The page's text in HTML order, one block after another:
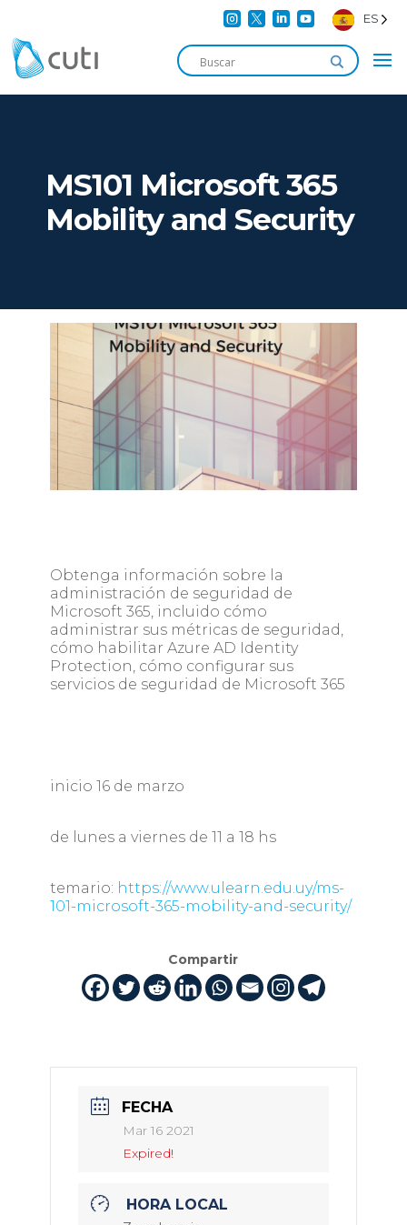
    ES
MS101 Microsoft 365
Mobility and Security
Obtenga información sobre la
administración de seguridad de
Microsoft 365, incluido cómo
administrar sus métricas de seguridad,
cómo habilitar Azure AD Identity
Protection, cómo configurar sus
servicios de seguridad de Microsoft 365
inicio 16 de marzo
de lunes a viernes de 11 a 18 hs
temario: https://www.ulearn.edu.uy/ms-
101-microsoft-365-mobility-and-security/
Compartir
FECHA
Mar 16 2021
Expired!
HORA LOCAL